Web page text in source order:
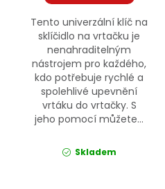
Tento univerzální klíč na
sklíčidlo na vrtačku je
nenahraditelným
nástrojem pro každého,
kdo potřebuje rychlé a
spolehlivé upevnění
vrtáku do vrtačky. S
jeho pomocí můžete...
Skladem